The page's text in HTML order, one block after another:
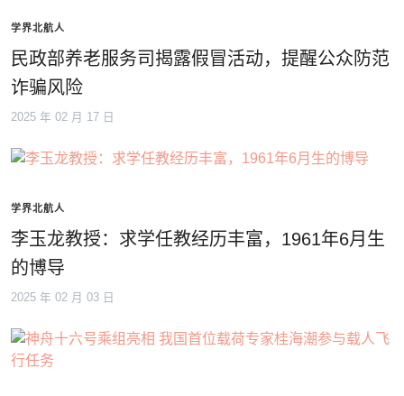
学界北航人
民政部养老服务司揭露假冒活动，提醒公众防范
诈骗风险
2025 年 02 月 17 日
学界北航人
李玉龙教授：求学任教经历丰富，1961年6月生
的博导
2025 年 02 月 03 日